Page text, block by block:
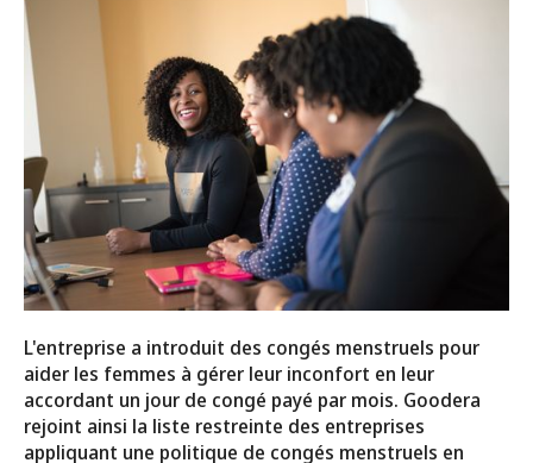
L'entreprise a introduit des congés menstruels pour
aider les femmes à gérer leur inconfort en leur
accordant un jour de congé payé par mois. Goodera
rejoint ainsi la liste restreinte des entreprises
appliquant une politique de congés menstruels en